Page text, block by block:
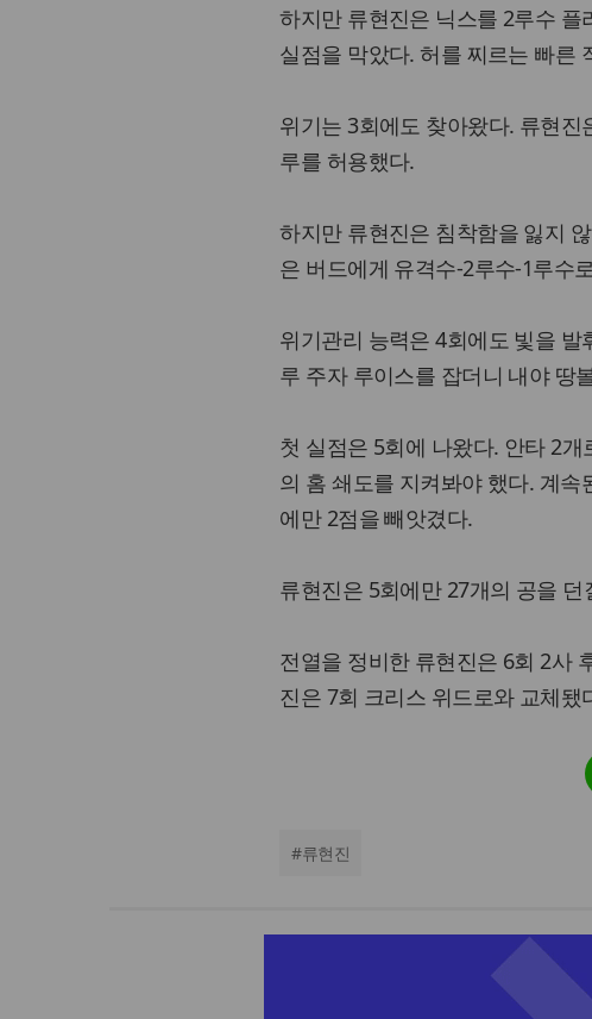
하지만 류현진은 닉스를 2루수
실점을 막았다. 허를 찌르는 빠른
위기는 3회에도 찾아왔다. 류현진
루를 허용했다.
하지만 류현진은 침착함을 잃지
은 버드에게 유격수-2루수-1루수
위기관리 능력은 4회에도 빛을
루 주자 루이스를 잡더니 내야 땅
첫 실점은 5회에 나왔다. 안타 2
의 홈 쇄도를 지켜봐야 했다. 계
에만 2점을 빼앗겼다.
류현진은 5회에만 27개의 공을
전열을 정비한 류현진은 6회 2사
진은 7회 크리스 위드로와 교체됐
#류현진